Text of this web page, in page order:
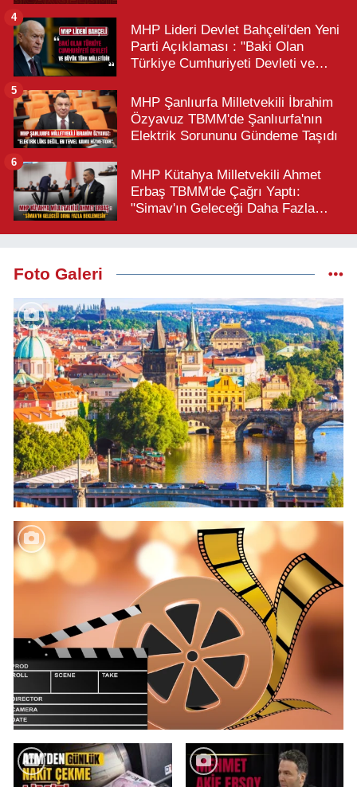
MHP Lideri Devlet Bahçeli'den Yeni
Parti Açıklaması : "Baki Olan
Türkiye Cumhuriyeti Devleti ve
4
MHP Şanlıurfa Milletvekili İbrahim
Özyavuz TBMM'de Şanlıurfa'nın
Elektrik Sorununu Gündeme Taşıdı
5
MHP Kütahya Milletvekili Ahmet
Erbaş TBMM'de Çağrı Yaptı:
"Simav'ın Geleceği Daha Fazla
6
Foto Galeri